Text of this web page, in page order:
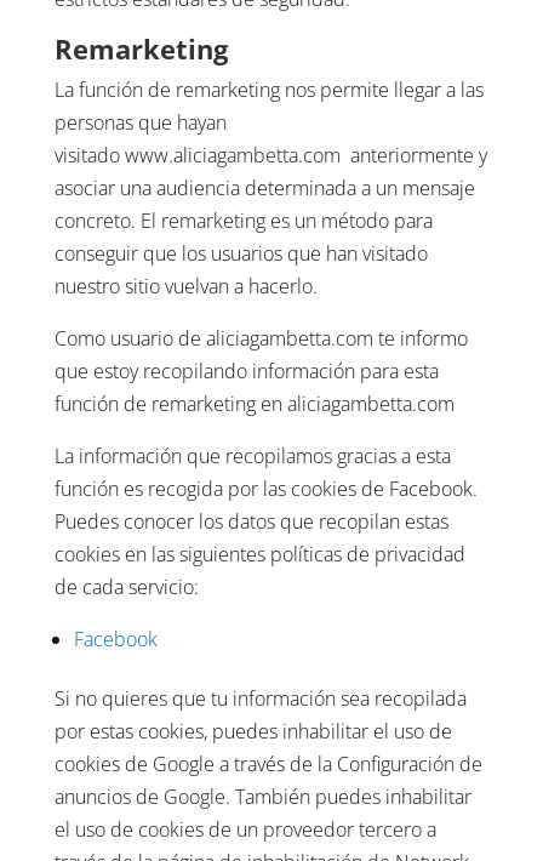
Remarketing
La función de remarketing nos permite llegar a las
personas que hayan
visitado www.aliciagambetta.com anteriormente y
asociar una audiencia determinada a un mensaje
concreto. El remarketing es un método para
conseguir que los usuarios que han visitado
nuestro sitio vuelvan a hacerlo.
Como usuario de aliciagambetta.com te informo
que estoy recopilando información para esta
función de remarketing en aliciagambetta.com
La información que recopilamos gracias a esta
función es recogida por las cookies de Facebook.
Puedes conocer los datos que recopilan estas
cookies en las siguientes políticas de privacidad
de cada servicio:
Facebook
Si no quieres que tu información sea recopilada
por estas cookies, puedes inhabilitar el uso de
cookies de Google a través de la Configuración de
anuncios de Google. También puedes inhabilitar
el uso de cookies de un proveedor tercero a